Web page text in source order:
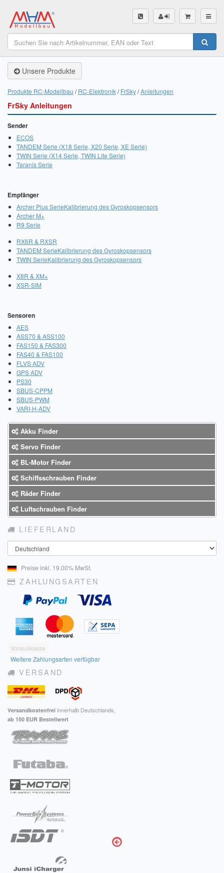
SHOP
Unsere Produkte
Servo Finder
Schiffsschrauben Finder
Räder Finder
Sendungsverfolgung DHL
Verfügbarkeitsanzeige
Zahlung und Versand
Widerrufsbelehrung für digitale Waren / Muster-
Widerrufsformular
Datenschutzerklärung
Hinweise zur Batterieentsorgung
Geschäftszeiten
Impressum
FAQ
ÜBER UNS
Was wir bieten
Unsere Philosophie
KONTAKT
MEIN KONTO
WARENKORB
Unsere Produkte
Produkte RC-Modellbau RC-Elektronik FrSky Anleitungen
FrSky Anleitungen
Sender
ECOS
TANDEM Serie (X18 Serie, X20 Serie, XE Serie)
TWIN Serie (X14 Serie, TWIN Lite Serie)
Taranis Serie
Empfänger
Archer Plus SerieKalibrierung des Gyroskopsensors
Archer M+
R9 Serie
RX6R & RXSR
TANDEM SerieKalibrierung des Gyroskopsensors
TWIN SerieKalibrierung des Gyroskopsensors
X8R & XM+
XSR-SIM
Sensoren
AES
ASS70 & ASS100
FAS150 & FAS300
FAS40 & FAS100
FLVS ADV
GPS ADV
PS30
SBUS-CPPM
SBUS-PWM
VARI-H-ADV
Akku Finder
Servo Finder
BL-Motor Finder
Schiffsschrauben Finder
Räder Finder
Luftschrauben Finder
LIEFERLAND
Land
Preise inkl. 19.00% MwSt.
ZAHLUNGSARTEN
Vorauskasse
Weitere Zahlungsarten verfügbar
VERSAND
Versandkostenfrei innerhalb Deutschlands,
ab 150 EUR Bestellwert